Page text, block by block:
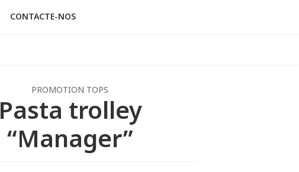
CONTACTE-NOS
PROMOTION TOPS
Pasta trolley
“Manager”